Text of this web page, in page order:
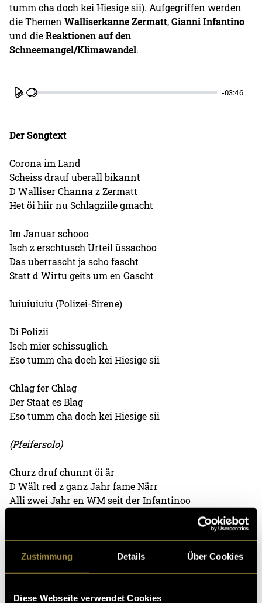
Zustimmung Details Über Cookies
Diese Webseite verwendet Cookies
tumm cha doch kei Hiesige sii). Aufgegriffen werden
die ThemenWalliserkanne Zermatt,Gianni Infantino
und dieReaktionen auf den
Schneemangel/Klimawandel.
Play
-03:46
Der Songtext
Corona im Land
Scheiss drauf uberall bikannt
D Walliser Channa z Zermatt
Het öi hiir nu Schlagziile gmacht
Im Januar schooo
Isch z erschtusch Urteil üssachoo
Das uberrascht ja scho fascht
Statt d Wirtu geits um en Gascht
Iuiuiuiuiu (Polizei-Sirene)
Di Polizii
Isch mier schissuglich
Eso tumm cha doch kei Hiesige sii
Chlag fer Chlag
Der Staat es Blag
Eso tumm cha doch kei Hiesige sii
(Pfeifersolo)
Churz druf chunnt öi är
D Wält red z ganz Jahr fame Närr
Alli zwei Jahr en WM seit der Infantinoo
Dass d Afrikaner nimme uber z Mittelmeer miesse
Monät dernah
Het der Gianni sicher kei Liechte kah
Är si jez Araber und schwul